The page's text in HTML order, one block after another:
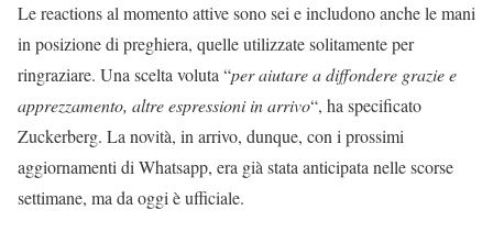
Le reactions al momento attive sono sei e includono anche le mani
in posizione di preghiera, quelle utilizzate solitamente per
ringraziare. Una scelta voluta “per aiutare a diffondere grazie e
apprezzamento, altre espressioni in arrivo“, ha specificato
Zuckerberg. La novità, in arrivo, dunque, con i prossimi
aggiornamenti di Whatsapp, era già stata anticipata nelle scorse
settimane, ma da oggi è ufficiale.